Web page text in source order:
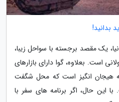
بدانید!
یک مقصد برجسته با سواحل زیبا،
است. بعلاوه، گوا دارای بازارهای
هیجان انگیز است که محل شگفت
این حال، اگر برنامه های سفر با